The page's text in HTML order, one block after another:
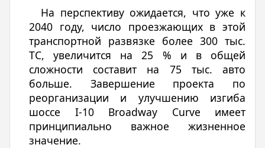
На перспективу ожидается, что уже к
2040 году, число проезжающих в этой
транспортной развязке более 300 тыс.
ТС, увеличится на 25 % и в общей
сложности составит на 75 тыс. авто
больше. Завершение проекта по
реорганизации и улучшению изгиба
шоссе I-10 Broadway Curve имеет
принципиально важное жизненное
значение.